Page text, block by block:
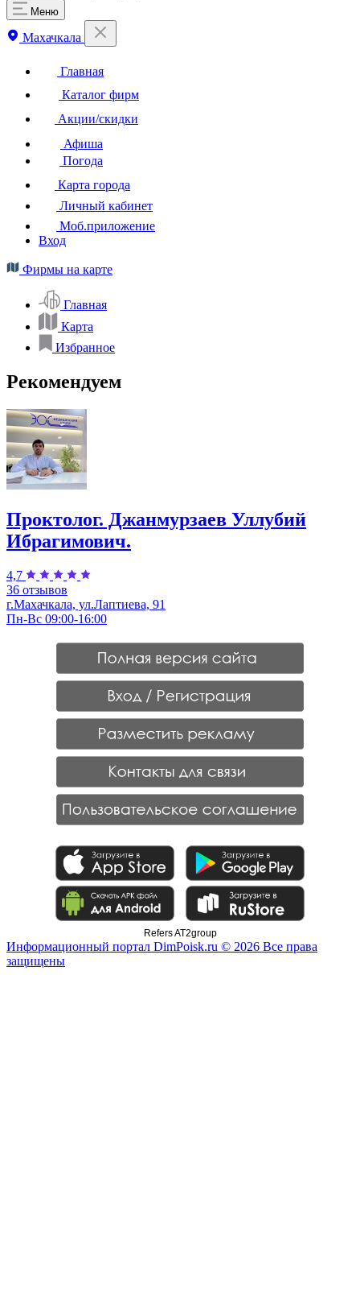
Меню
Махачкала
Главная
Каталог фирм
Акции/скидки
Афиша
Погода
Карта города
Личный кабинет
Моб.приложение
Вход
Фирмы на карте
Главная
Карта
Избранное
Рекомендуем
Проктолог. Джанмурзаев Уллубий
Ибрагимович.
4,7
36 отзывов
г.Махачкала, ул.Лаптиева, 91
Пн-Вс 09:00-16:00
Refers AT2group
Информационный портал DimPoisk.ru © 2026 Все права
защищены